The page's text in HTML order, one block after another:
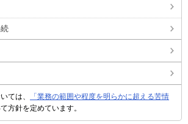
ては、
「業務の範囲や程度を明らかに超える苦情
方針を定めています。